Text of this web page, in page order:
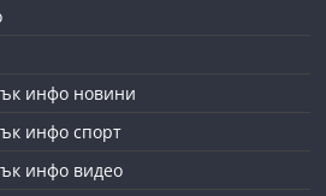
инфо новини
инфо спорт
инфо видео